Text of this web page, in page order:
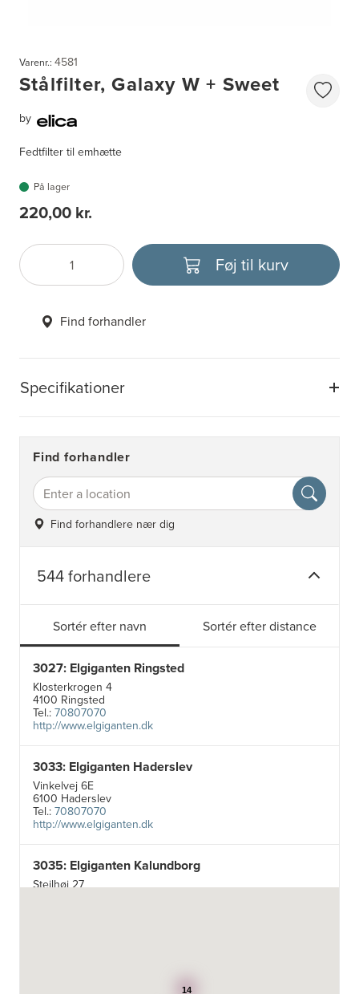
Specifikationer
Varenr.: 4581
Stålfilter, Galaxy W + Sweet
by
Fedtfilter til emhætte
På lager
220,00 kr.
Antal
Vælg enhed Føj til kurv
Find forhandler
Find forhandler
Find forhandlere nær dig
544 forhandlere
Sortér efter navn Sortér efter distance
3027: Elgiganten Ringsted
Klosterkrogen 4
4100 Ringsted
Tel.:70807070
http://www.elgiganten.dk
3033: Elgiganten Haderslev
Vinkelvej 6E
6100 Haderslev
Tel.:70807070
http://www.elgiganten.dk
3035: Elgiganten Kalundborg
Stejlhøj 27
14